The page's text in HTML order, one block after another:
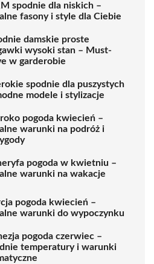
spodnie dla niskich –
fasony i style dla Ciebie
damskie proste
wysoki stan – Must-
w garderobie
spodnie dla puszystych
modele i stylizacje
pogoda kwiecień –
warunki na podróż i
pogoda w kwietniu –
warunki na wakacje
pogoda kwiecień –
warunki do wypoczynku
pogoda czerwiec –
temperatury i warunki